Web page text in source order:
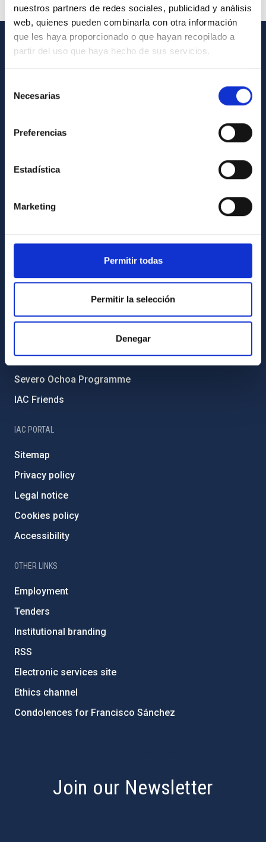
nuestros partners de redes sociales, publicidad y análisis
web, quienes pueden combinarla con otra información
que les haya proporcionado o que hayan recopilado a
partir del uso que haya hecho de sus servicios.
Necesarias
Preferencias
Estadística
Marketing
Permitir todas
Permitir la selección
Denegar
GENERAL INFORMATION
How to get to the IAC
Transparency
Code of ethics and anti-fraud policy
Gender equality and diversity
Environment and Sustainability
Forever IAC
External funding
Severo Ochoa Programme
IAC Friends
IAC PORTAL
Sitemap
Privacy policy
Legal notice
Cookies policy
Accessibility
OTHER LINKS
Employment
Tenders
Institutional branding
RSS
Electronic services site
Ethics channel
Condolences for Francisco Sánchez
Join our Newsletter